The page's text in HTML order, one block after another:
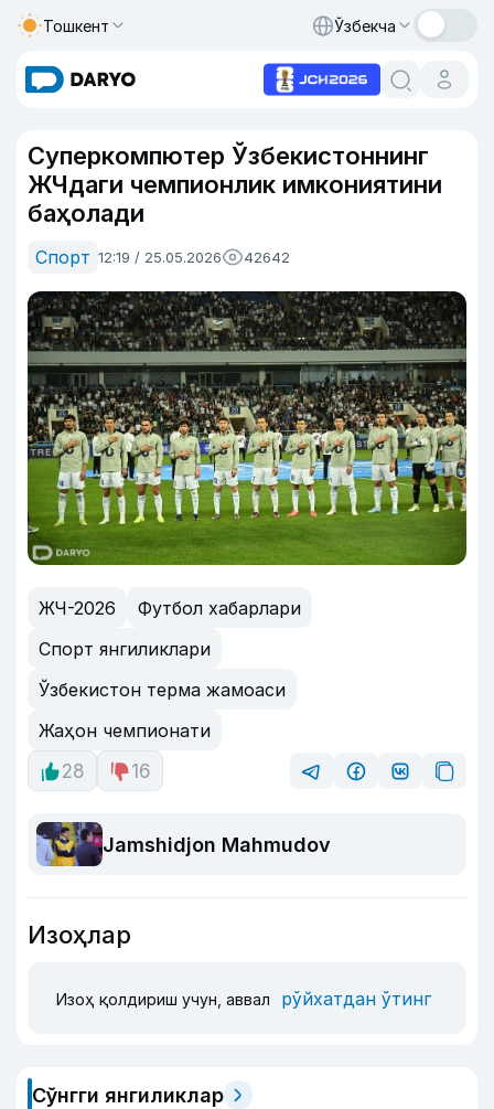
Тошкент Ўзбекча
Суперкомпютер Ўзбекистоннинг
ЖЧдаги чемпионлик имкониятини
баҳолади
Спорт 12:19 / 25.05.2026 42642
ЖЧ-2026
Футбол хабарлари
Спорт янгиликлари
Ўзбекистон терма жамоаси
Жаҳон чемпионати
28
16
Jamshidjon Mahmudov
Изоҳлар
Изоҳ қолдириш учун, аввал рўйхатдан ўтинг
Сўнгги янгиликлар